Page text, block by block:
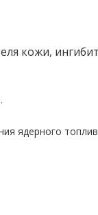
кожи,
ядерного